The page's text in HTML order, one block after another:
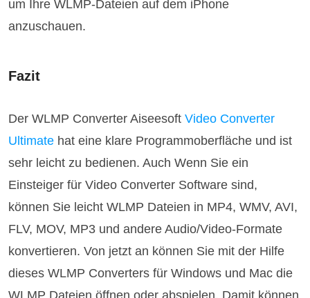
um Ihre WLMP-Dateien auf dem iPhone
anzuschauen.
Fazit
Der WLMP Converter AiseesoftVideo Converter
Ultimate hat eine klare Programmoberfläche und ist
sehr leicht zu bedienen. Auch Wenn Sie ein
Einsteiger für Video Converter Software sind,
können Sie leicht WLMP Dateien in MP4, WMV, AVI,
FLV, MOV, MP3 und andere Audio/Video-Formate
konvertieren. Von jetzt an können Sie mit der Hilfe
dieses WLMP Converters für Windows und Mac die